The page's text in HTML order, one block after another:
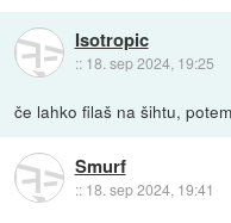
Isotropic
:: 18. sep 2024, 19:25
če lahko filaš na šihtu,
Smurf
:: 18. sep 2024, 19:41